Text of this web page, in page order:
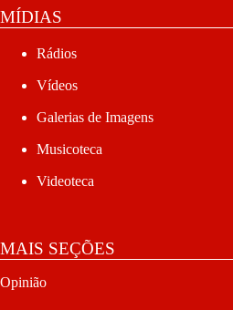
MÍDIAS
Rádios
Vídeos
Galerias de Imagens
Musicoteca
Videoteca
MAIS SEÇÕES
Opinião